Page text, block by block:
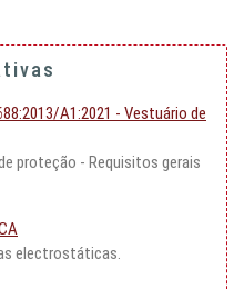
A1:2021 - Vestuário de
proteção - Requisitos gerais
electrostáticas.